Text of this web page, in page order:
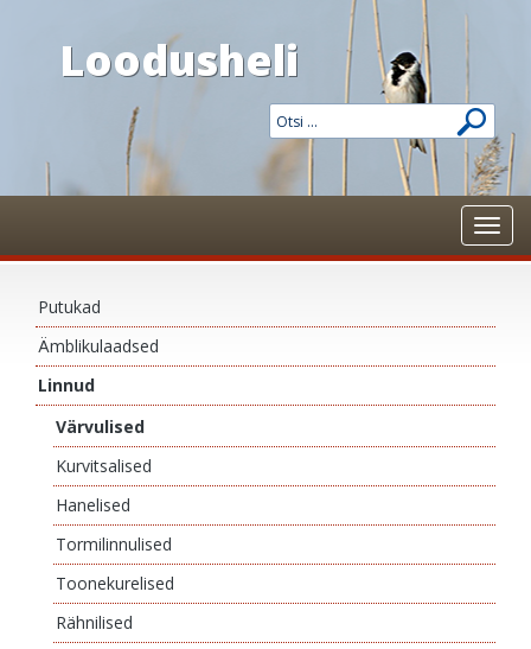
Loodusheli
Putukad
Ämblikulaadsed
Linnud
Värvulised
Kurvitsalised
Hanelised
Tormilinnulised
Toonekurelised
Rähnilised